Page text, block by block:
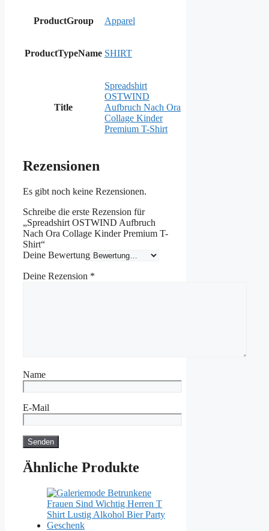
ProductGroup Apparel
ProductTypeName SHIRT
Title
Spreadshirt
OSTWIND
Aufbruch Nach Ora
Collage Kinder
Premium T-Shirt
Rezensionen
Es gibt noch keine Rezensionen.
Schreibe die erste Rezension für
„Spreadshirt OSTWIND Aufbruch
Nach Ora Collage Kinder Premium T-
Shirt“
Deine Bewertung
Deine Rezension *
Name
E-Mail
Ähnliche Produkte